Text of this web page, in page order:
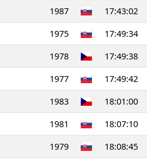
1987
17:43:02
1975
17:49:34
1978
17:49:38
1977
17:49:42
1983
18:01:00
1981
18:07:10
1979
18:08:45